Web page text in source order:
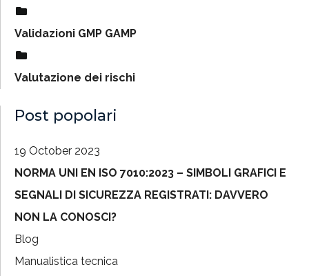
Validazioni GMP GAMP
Valutazione dei rischi
Post popolari
19 October 2023
NORMA UNI EN ISO 7010:2023 – SIMBOLI GRAFICI E
SEGNALI DI SICUREZZA REGISTRATI: DAVVERO
NON LA CONOSCI?
Blog
Manualistica tecnica